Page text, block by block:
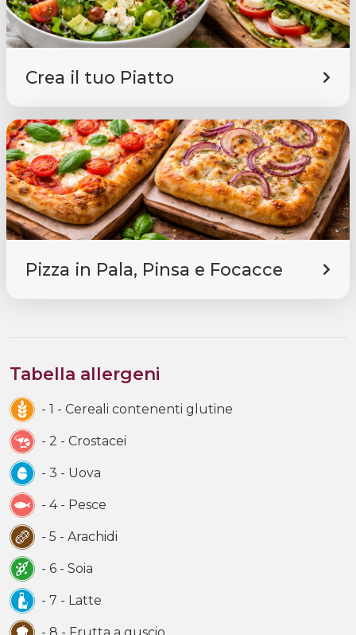
Crea il tuo Piatto
Pizza in Pala, Pinsa e Focacce
Tabella allergeni
- 1 - Cereali contenenti glutine
- 2 - Crostacei
- 3 - Uova
- 4 - Pesce
- 5 - Arachidi
- 6 - Soia
- 7 - Latte
- 8 - Frutta a guscio